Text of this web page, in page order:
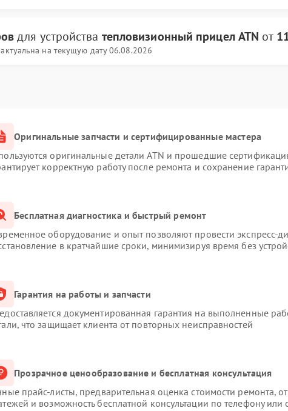
для устройства тепловизионный прицел ATN от
на текущую дату 06.08.2026
Оригинальные запчасти и сертифицированные мастера
оригинальные детали ATN и прошедшие
корректную работу после ремонта и сохранение
Бесплатная диагностика и быстрый ремонт
оборудование и опыт позволяют провести экспресс-
в кратчайшие сроки, минимизируя время без
Гарантия на работы и запчасти
документированная гарантия на выполненные
что защищает клиента от повторных неисправностей
Прозрачное ценообразование и бесплатная консультация
прайс-листы, предварительная оценка стоимости ремонта,
и возможность бесплатной консультации по телефону или